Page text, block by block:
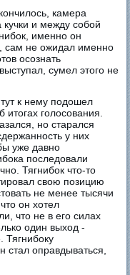
камера
и между собой
именно он
сам не ожидал именно
осознать
сумел этого не
к нему подошел
итогах голосования.
но старался
у них
уже давно
последовали
Тягнибок что-то
свою позицию
не менее тысячи
он хотел
что не в его силах
один выход -
Тягнибоку
стал оправдываться,